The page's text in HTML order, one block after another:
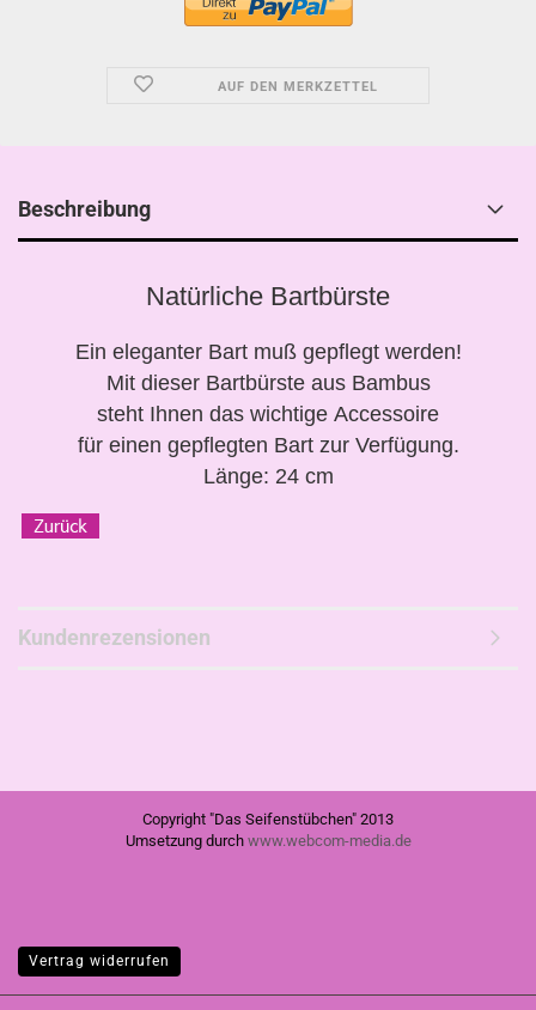
AUF DEN MERKZETTEL
Beschreibung
Natürliche Bartbürste
Ein eleganter Bart muß gepflegt werden!
Mit dieser Bartbürste aus Bambus
steht Ihnen das wichtige Accessoire
für einen gepflegten Bart zur Verfügung.
Länge: 24 cm
Kundenrezensionen
Copyright "Das Seifenstübchen" 2013
Umsetzung durch www.webcom-media.de
Vertrag widerrufen